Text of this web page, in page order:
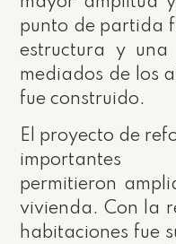
punto de partida
estructura y una
mediados de los
fue construido.
El proyecto de
permitieron
vivienda. Con la
habitaciones fue